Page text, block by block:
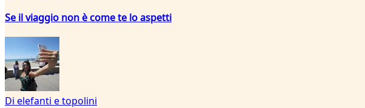
Se il viaggio non è come te lo aspetti
Di elefanti e topolini